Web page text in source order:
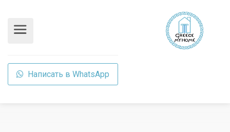
Написать в WhatsApp